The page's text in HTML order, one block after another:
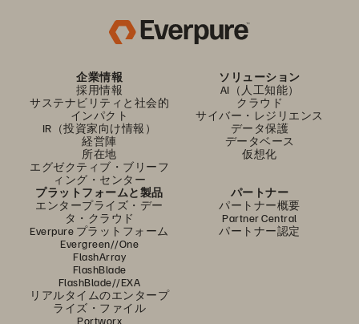
企業情報
採用情報
サステナビリティと社会的
インパクト
IR（投資家向け情報）
経営陣
所在地
エグゼクティブ・ブリーフ
ィング・センター
ソリューション
AI（人工知能）
クラウド
サイバー・レジリエンス
データ保護
データベース
仮想化
プラットフォームと製品
エンタープライズ・デー
タ・クラウド
Everpure プラットフォーム
Evergreen//One
FlashArray
FlashBlade
FlashBlade//EXA
リアルタイムのエンタープ
ライズ・ファイル
Portworx
パートナー
パートナー概要
Partner Central
パートナー認定